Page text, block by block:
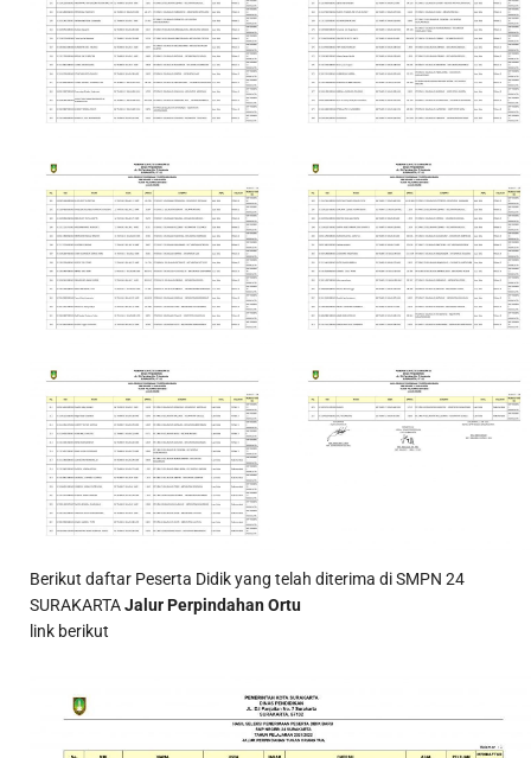
Berikut daftar Peserta Didik yang telah diterima di SMPN 24
SURAKARTAJalur Perpindahan Ortu
link berikut